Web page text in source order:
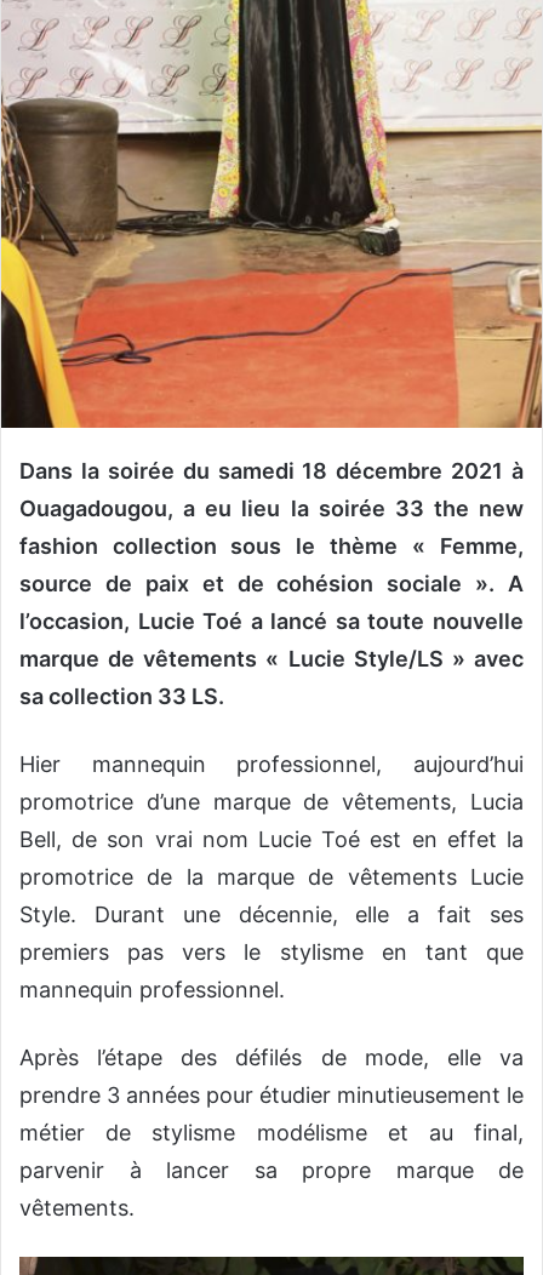
Dans la soirée du samedi 18 décembre 2021 à
Ouagadougou, a eu lieu la soirée 33 the new
fashion collection sous le thème
« Femme,
source de paix et de cohésion sociale ». A
l’occasion, Lucie Toé a lancé sa toute nouvelle
marque de vêtements « Lucie Style/LS » avec
sa collection 33 LS.
Hier mannequin professionnel, aujourd’hui
promotrice d’une marque de vêtements, Lucia
Bell, de son vrai nom Lucie Toé est en effet la
promotrice de la marque de vêtements Lucie
Style. Durant une décennie, elle a fait ses
premiers pas vers le stylisme en tant que
mannequin professionnel.
Après l’étape des défilés de mode, elle va
prendre 3 années pour étudier minutieusement le
métier de stylisme modélisme et au final,
parvenir à lancer sa propre marque de
vêtements.